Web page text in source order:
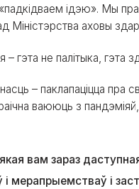
ідэю». Мы
аховы
гэта не палітыка, гэта
– паклапаціцца пра
ваююць з
вам зараз
і мерапрыемстваў і